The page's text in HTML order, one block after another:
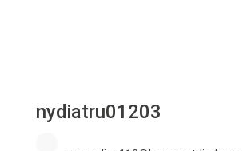
nydiatru01203